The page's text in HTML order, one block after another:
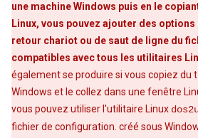
une machine Windows puis en le
Linux, vous pouvez ajouter des
retour chariot ou de saut de ligne du
compatibles avec tous les utilitaires
également se produire si vous copiez du
Windows et le collez dans une fenêtre
vous pouvez utiliser l'utilitaire Linux
fichier de configuration. créé sous